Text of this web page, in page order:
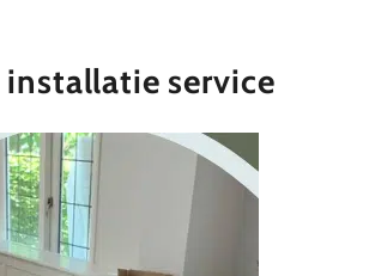
installatie service